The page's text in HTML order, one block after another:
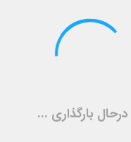
درحال بارگذاری ...